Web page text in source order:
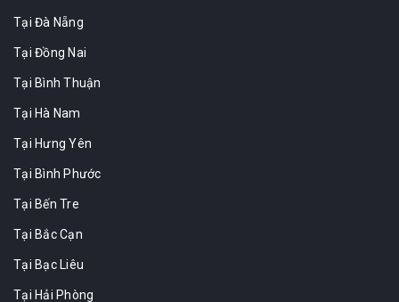
Tại Đà Nẵng
Tại Đồng Nai
Tại Bình Thuận
Tại Hà Nam
Tại Hưng Yên
Tại Bình Phước
Tại Bến Tre
Tại Bắc Cạn
Tại Bạc Liêu
Tại Hải Phòng